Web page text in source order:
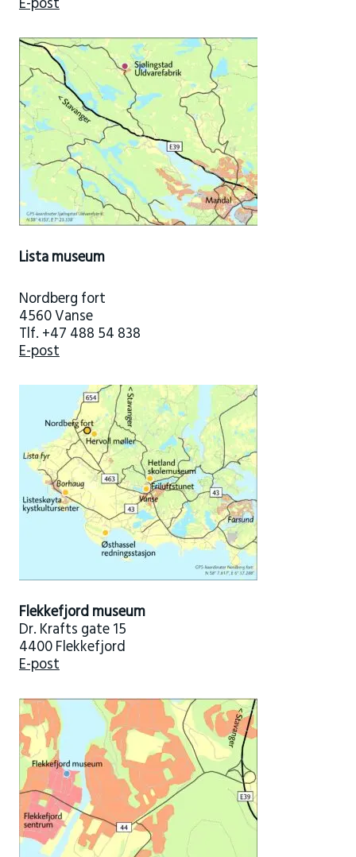
Lista museum
Nordberg fort
4560 Vanse
Tlf. +47 488 54 838
E-post
Flekkefjord museum
Dr. Krafts gate 15
4400 Flekkefjord
E-post